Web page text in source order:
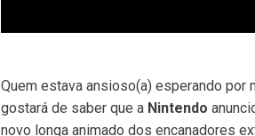
Quem estava ansioso(a) esperando por
gostará de saber que a Nintendo
novo longa animado dos encanadores